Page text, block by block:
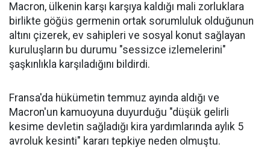
Macron, ülkenin karşı karşıya kaldığı mali zorluklara
birlikte göğüs germenin ortak sorumluluk olduğunun
altını çizerek, ev sahipleri ve sosyal konut sağlayan
kuruluşların bu durumu "sessizce izlemelerini"
şaşkınlıkla karşıladığını bildirdi.
Fransa'da hükümetin temmuz ayında aldığı ve
Macron'un kamuoyuna duyurduğu "düşük gelirli
kesime devletin sağladığı kira yardımlarında aylık 5
avroluk kesinti" kararı tepkiye neden olmuştu.